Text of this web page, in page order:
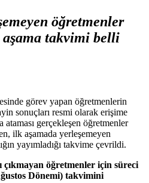
öğretmenler
aşama takvimi belli
görev yapan öğretmenlerin
sonuçları resmi olarak erişime
gerçekleşen öğretmenler
ilk aşamada yerleşemeyen
yayımladığı takvime çevrildi.
çıkmayan öğretmenler için süreci
Dönemi) takvimini